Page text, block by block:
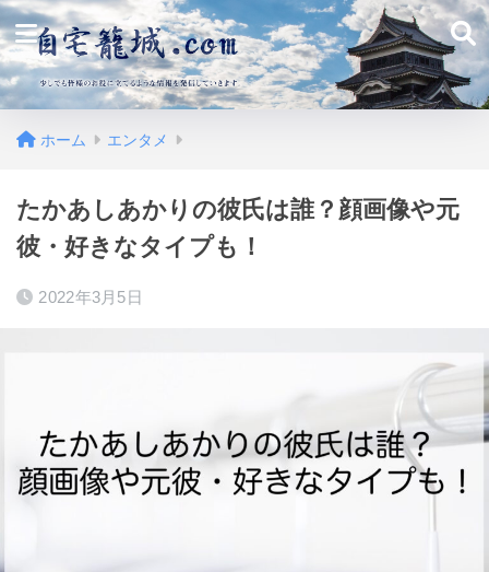
ホーム エンタメ
たかあしあかりの彼氏は誰？顔画像や元
彼・好きなタイプも！
2022年3月5日